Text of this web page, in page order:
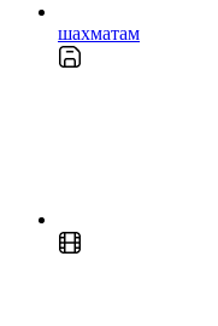
шахматам